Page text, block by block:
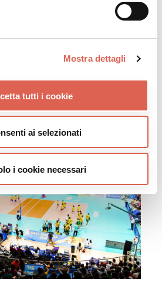
Mostra dettagli
tutti i cookie
ai selezionati
i cookie necessari